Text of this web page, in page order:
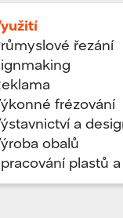
řezání
frézování
a
obalů
plastů